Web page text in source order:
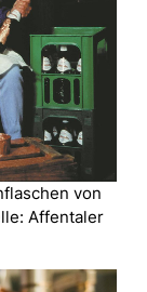
von
Affentaler